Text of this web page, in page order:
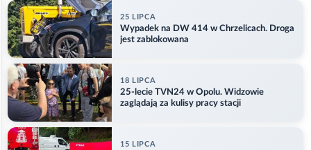
25 LIPCA
Wypadek na DW 414 w Chrzelicach. Droga
jest zablokowana
18 LIPCA
25-lecie TVN24 w Opolu. Widzowie
zaglądają za kulisy pracy stacji
15 LIPCA